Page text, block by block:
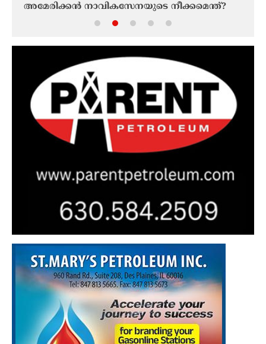
അമേരിക്കൻ നാവികസേനയുടെ നീക്കമെന്ത്?